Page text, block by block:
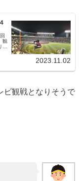
観
2023.11.02
ビ観戦となりそうで